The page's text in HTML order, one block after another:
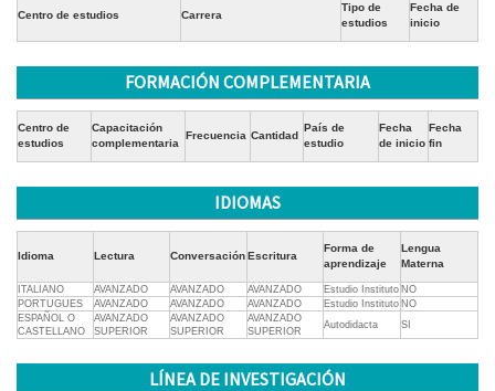
Centro de estudios Carrera
Tipo de
estudios
Fecha de
inicio
FORMACIÓN COMPLEMENTARIA
Centro de
estudios
Capacitación
complementaria
Frecuencia Cantidad
País de
estudio
Fecha
de inicio
Fecha
fin
IDIOMAS
Idioma Lectura ConversaciónEscritura
Forma de
aprendizaje
Lengua
Materna
ITALIANO AVANZADO AVANZADO AVANZADO Estudio Instituto NO
PORTUGUES
AVANZADO AVANZADO AVANZADO Estudio Instituto NO
ESPAÑOL O
CASTELLANO
AVANZADO
SUPERIOR
AVANZADO
SUPERIOR
AVANZADO
SUPERIOR
Autodidacta SI
LÍNEA DE INVESTIGACIÓN